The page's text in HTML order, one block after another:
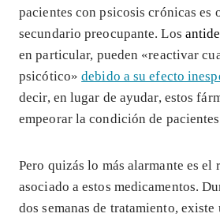
pacientes con psicosis crónicas es
secundario preocupante. Los
en particular, pueden «reactivar
psicótico»debido a su efecto
decir, en lugar de ayudar, estos
empeorar la condición de
Pero quizás lo más alarmante es el
asociado a estos medicamentos.
dos semanas de tratamiento,